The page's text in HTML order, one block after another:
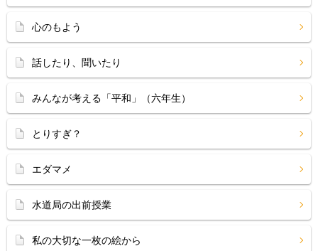
心のもよう
話したり、聞いたり
みんなが考える「平和」（六年生）
とりすぎ？
エダマメ
水道局の出前授業
私の大切な一枚の絵から